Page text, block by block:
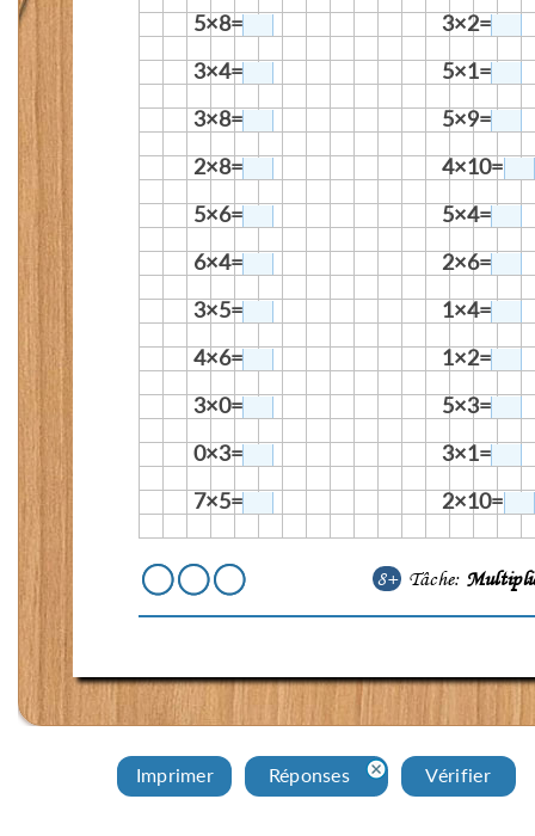
5×8=
3×2=
3×4=
5×1=
3×8=
5×9=
2×8=
4×10=
5×6=
5×4=
6×4=
2×6=
3×5=
1×4=
4×6=
1×2=
3×0=
5×3=
0×3=
3×1=
7×5=
2×10=
8+ Tâche:
Imprimer Réponses Vérifier